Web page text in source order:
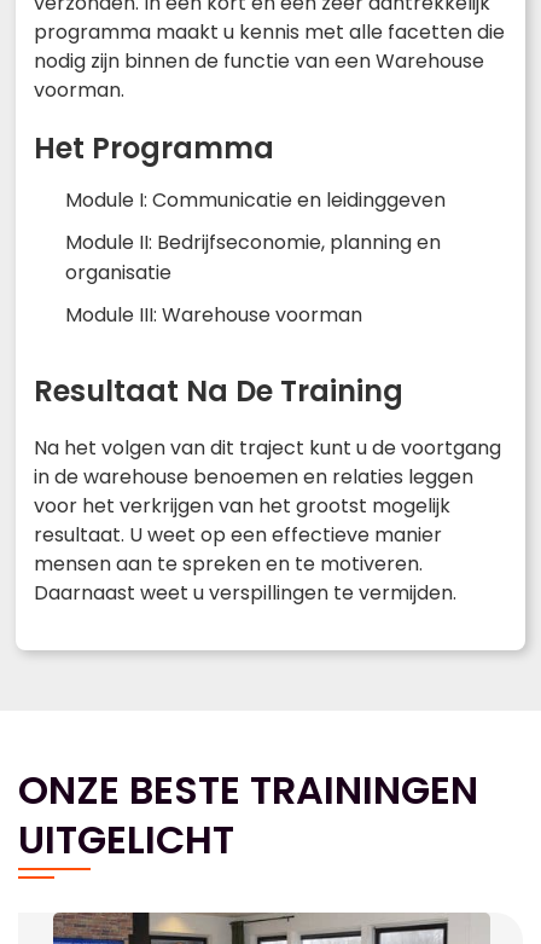
programma maakt u kennis met alle facetten die
nodig zijn binnen de functie van een Warehouse
voorman.
Het Programma
Module I: Communicatie en leidinggeven
Module II: Bedrijfseconomie, planning en
organisatie
Module III: Warehouse voorman
Resultaat Na De Training
Na het volgen van dit traject kunt u de voortgang
in de warehouse benoemen en relaties leggen
voor het verkrijgen van het grootst mogelijk
resultaat. U weet op een effectieve manier
mensen aan te spreken en te motiveren.
Daarnaast weet u verspillingen te vermijden.
ONZE BESTE TRAININGEN
UITGELICHT